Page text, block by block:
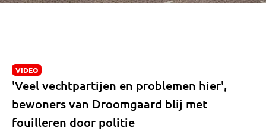
VIDEO
'Veel vechtpartijen en problemen hier',
bewoners van Droomgaard blij met
fouilleren door politie